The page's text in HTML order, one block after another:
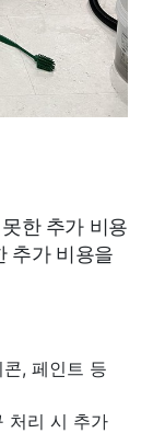
한 추가 비용
추가 비용을
, 페인트 등
처리 시 추가